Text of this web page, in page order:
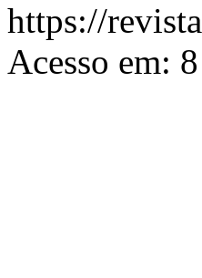
https://
Acesso em: